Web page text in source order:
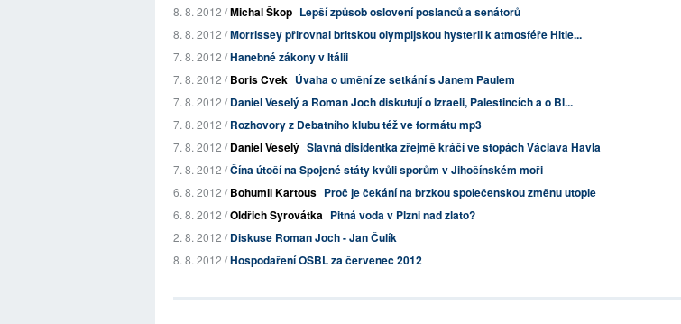
8. 8. 2012 /Michal Škop Lepší způsob oslovení poslanců a senátorů
8. 8. 2012 /Morrissey přirovnal britskou olympijskou hysterii k atmosféře Hitle...
7. 8. 2012 /Hanebné zákony v Itálii
7. 8. 2012 /Boris Cvek Úvaha o umění ze setkání s Janem Paulem
7. 8. 2012 /Daniel Veselý a Roman Joch diskutují o Izraeli, Palestincích a o Bl...
7. 8. 2012 /Rozhovory z Debatního klubu též ve formátu mp3
7. 8. 2012 /Daniel Veselý Slavná disidentka zřejmě kráčí ve stopách Václava Havla
7. 8. 2012 /Čína útočí na Spojené státy kvůli sporům v Jihočínském moři
6. 8. 2012 /Bohumil Kartous Proč je čekání na brzkou společenskou změnu utopie
6. 8. 2012 /Oldřich Syrovátka Pitná voda v Plzni nad zlato?
2. 8. 2012 /Diskuse Roman Joch - Jan Čulík
8. 8. 2012 /Hospodaření OSBL za červenec 2012